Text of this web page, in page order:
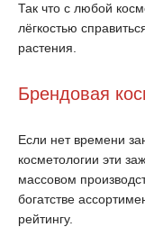
Так что с любой
лёгкостью
растения.
Брендовая
Если нет времени
косметологии эти
массовом
богатстве
рейтингу.